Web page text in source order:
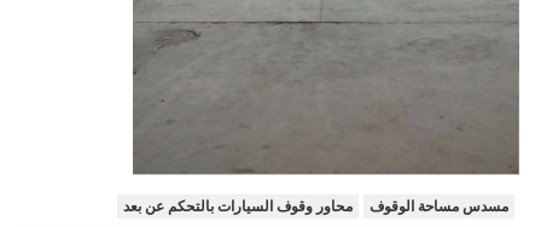
مسدس مساحة الوقوف محاور وقوف السيارات بالتحكم عن بعد